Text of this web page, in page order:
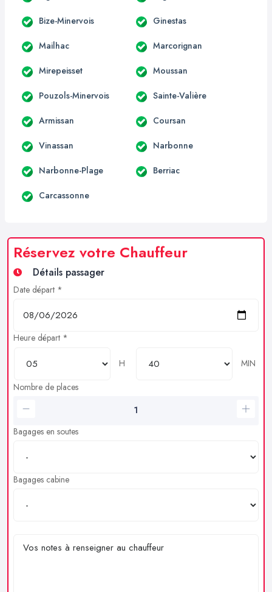
Bize-Minervois Ginestas
Mailhac Marcorignan
Mirepeisset Moussan
Pouzols-Minervois Sainte-Valière
Armissan Coursan
Vinassan Narbonne
Narbonne-Plage Berriac
Carcassonne
Réservez votre Chauffeur
Détails passager
Date départ *
Heure départ *
H
MIN
Nombre de places
Bagages en soutes
Bagages cabine